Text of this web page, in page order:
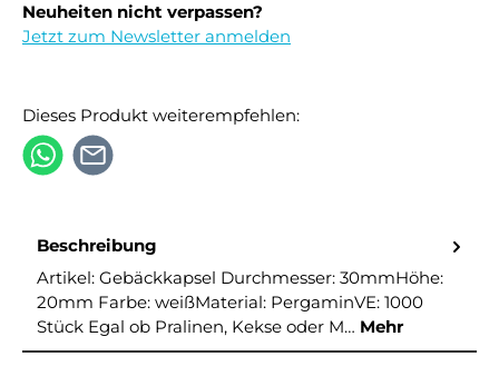
Neuheiten nicht verpassen?
Jetzt zum Newsletter anmelden
Dieses Produkt weiterempfehlen:
Beschreibung
Artikel: Gebäckkapsel Durchmesser: 30mmHöhe:
20mm Farbe: weißMaterial: PergaminVE: 1000
Stück Egal ob Pralinen, Kekse oder M… Mehr